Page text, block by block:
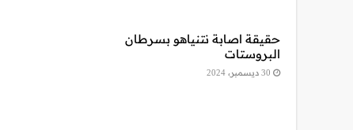
حقيقة اصابة نتنياهو بسرطان
البروستات
30 ديسمبر، 2024